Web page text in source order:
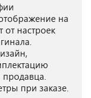
на
от настроек
продавца.
при заказе.